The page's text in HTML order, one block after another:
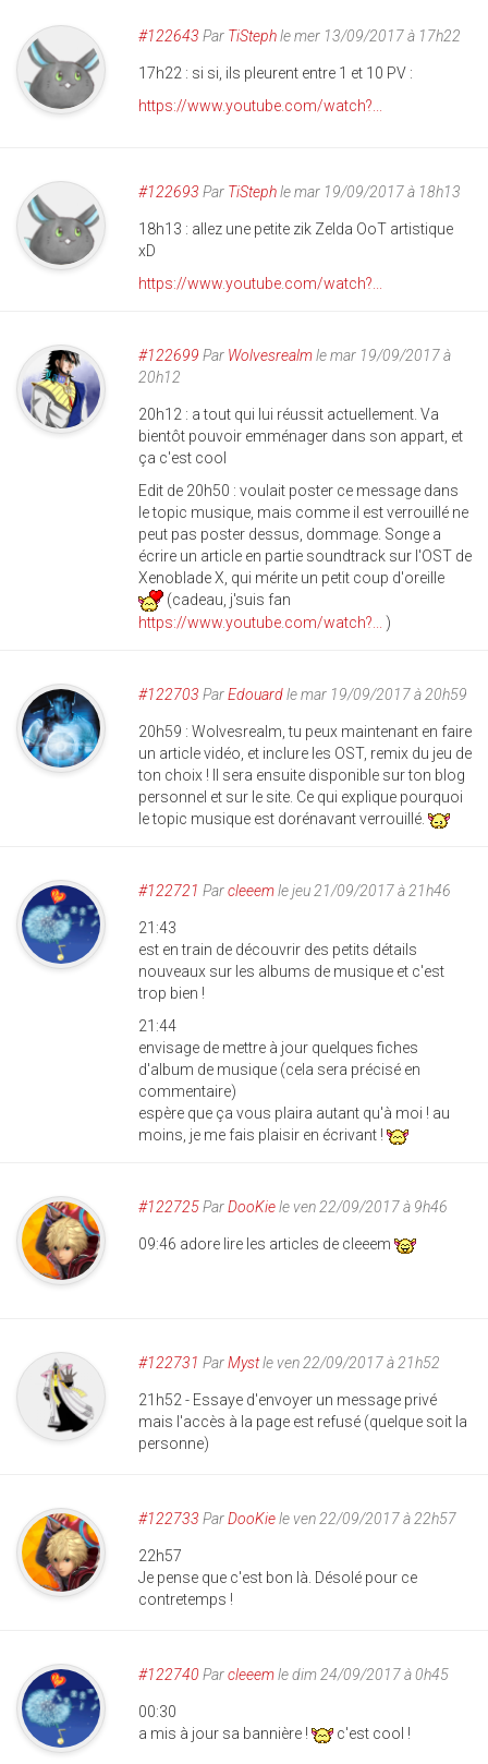
#122643 Par TiStephle mer 13/09/2017 à 17h22
17h22 : si si, ils pleurent entre 1 et 10 PV :
https://www.youtube.com/watch?...
#122693 Par TiStephle mar 19/09/2017 à 18h13
18h13 : allez une petite zik Zelda OoT artistique
xD
https://www.youtube.com/watch?...
#122699 Par Wolvesrealmle mar 19/09/2017 à
20h12
20h12 : a tout qui lui réussit actuellement. Va
bientôt pouvoir emménager dans son appart, et
ça c'est cool
Edit de 20h50 : voulait poster ce message dans
le topic musique, mais comme il est verrouillé ne
peut pas poster dessus, dommage. Songe a
écrire un article en partie soundtrack sur l'OST de
Xenoblade X, qui mérite un petit coup d'oreille
(cadeau, j'suis fan
https://www.youtube.com/watch?... )
#122703 ParEdouardle mar 19/09/2017 à 20h59
20h59 : Wolvesrealm, tu peux maintenant en faire
un article vidéo, et inclure les OST, remix du jeu de
ton choix ! Il sera ensuite disponible sur ton blog
personnel et sur le site. Ce qui explique pourquoi
le topic musique est dorénavant verrouillé.
#122721 Parcleeemle jeu 21/09/2017 à 21h46
21:43
est en train de découvrir des petits détails
nouveaux sur les albums de musique et c'est
trop bien !
21:44
envisage de mettre à jour quelques fiches
d'album de musique (cela sera précisé en
commentaire)
espère que ça vous plaira autant qu'à moi ! au
moins, je me fais plaisir en écrivant !
#122725ParDooKiele ven 22/09/2017 à 9h46
09:46 adore lire les articles de cleeem
#122731 ParMystle ven 22/09/2017 à 21h52
21h52 - Essaye d'envoyer un message privé
mais l'accès à la page est refusé (quelque soit la
personne)
#122733 ParDooKiele ven 22/09/2017 à 22h57
22h57
Je pense que c'est bon là. Désolé pour ce
contretemps !
#122740 Parcleeemle dim 24/09/2017 à 0h45
00:30
a mis à jour sa bannière !
c'est cool !